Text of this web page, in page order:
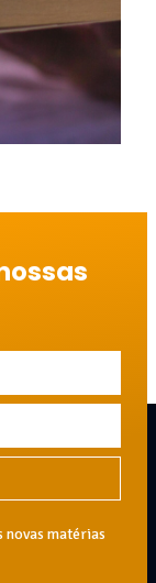
novas matérias